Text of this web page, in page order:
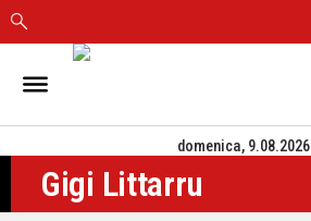
IN
CAGLIARI
SASSARI
NUORO
domenica, 9.08.2026
Gigi Littarru